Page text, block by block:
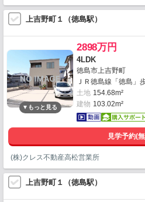
上吉野町１（徳島駅）
2898万円
4LDK
徳島市上吉野町
ＪＲ徳島線「徳島」
土地 154.68m²
建物 103.02m²
見学予約(
(株)クレス不動産高松営業所
上吉野町１（徳島駅）